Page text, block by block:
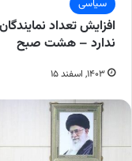
سیاسی
افزایش تعداد
ندارد – هشت صبح
۱۴۰۳, اسفند ۱۵